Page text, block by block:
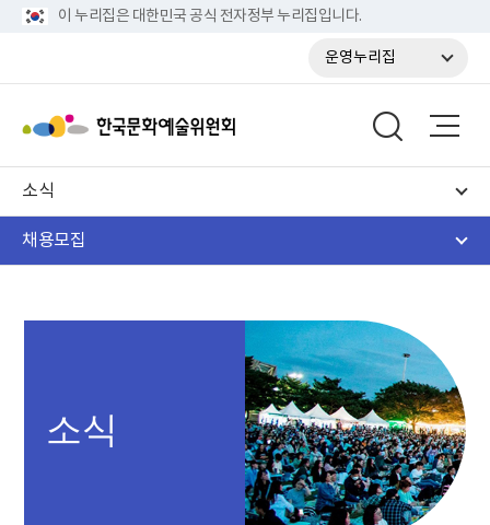
이 누리집은 대한민국 공식 전자정부 누리집입니다.
운영누리집
소식
채용모집
소식